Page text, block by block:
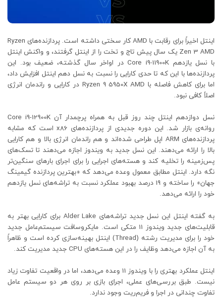
اینتل اخیراً برای رقابت با AMD کار سختی داشته است. پردازنده‌های Ryzen
Zen 3 AMD یک سال پیش تاج و تخت را از اینتل گرفتند، و واکنش اینتل
با نسل یازدهم Core i9-11900K در اواخر سال گذشته، ضعیف بود. این
پردازنده‌ها با این که تا حدی کارایی را نسبت به نسل دهم اینتل افزایش داد،
اما برای کاهش فاصله با Ryzen 9 5950X AMD در کارایی و راندمان انرژی
اصلاً کافی نبود.
نسل دوازدهم اینتل چند روز قبل به همراه پرچمدار آن Core i9-12900K
روانه‌ی بازار شد. این دوره جدیدی از پردازنده‌های x86 است که مشابه
پردازنده‌های ARM اپل طراحی شده‌اند و هم راندمان انرژی بالا و هم کارایی
بالا را ارائه می‌دهند. این نسل جدید به ویندوز اجازه می‌دهند تا تسک‌های
پس‌زمینه را تخلیه کند و هسته‌های اجرایی را برای اجرای بارهای سنگین‌تر
نگه دارد. اینتل مطابق معمول وعده می‌دهد که «بهترین پردازنده گیمینگ
جهان» را ساخته و 19 درصد بهبود عملکرد نسبت به تراشه‌های نسل یازدهم
خود را ارائه می‌دهد.
به گفته اینتل این نسل جدید تراشه‌های Alder Lake برای کارایی بهتر به
قابلیت‌های جدید ویندوز 11 متکی است. مایکروسافت سیستم‌عامل جدید
خود را برای مدیریت رشته (Thread) اینتل بهینه‌سازی کرده است و ظاهراً
به آن اجازه می‌دهد وظایف را در این هسته‌های CPU جدید مدیریت کند.
اینتل عملکرد بهتری را با ویندوز 11 وعده می‌دهد، اما در واقعیت تفاوت زیاد
نیست. طبق بررسی‌های عملی، اجرای بازی بر روی هر دو سیستم عامل
تفاوت چندانی در اجرا و فریم‌ریت وجود ندارد.